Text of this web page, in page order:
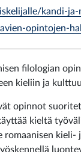
kandi-
opintojen-
filologian
kieliin ja
opinnot
kieltä
romaanisen kieli-